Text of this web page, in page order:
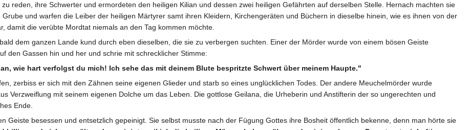
reden, ihre Schwerter und ermordeten den heiligen Kilian und dessen zwei heiligen Gefährten auf derselben Stelle. Hernach machten sie
und warfen die Leiber der heiligen Märtyrer samt ihren Kleidern, Kirchengeräten und Büchern in dieselbe hinein, wie es ihnen von der
damit die verübte Mordtat niemals an den Tag kommen möchte.
dem ganzen Lande kund durch eben dieselben, die sie zu verbergen suchten. Einer der Mörder wurde von einem bösen Geiste
den Gassen hin und her und schrie mit schrecklicher Stimme:
wie hart verfolgst du mich! Ich sehe das mit deinem Blute bespritzte Schwert über meinem Haupte."
zerbiss er sich mit den Zähnen seine eigenen Glieder und starb so eines unglücklichen Todes. Der andere Meuchelmörder wurde
Verzweiflung mit seinem eigenen Dolche um das Leben. Die gottlose Geilana, die Urheberin und Anstifterin der so ungerechten und
Ende.
Geiste besessen und entsetzlich gepeinigt. Sie selbst musste nach der Fügung Gottes ihre Bosheit öffentlich bekenne, denn man hörte sie